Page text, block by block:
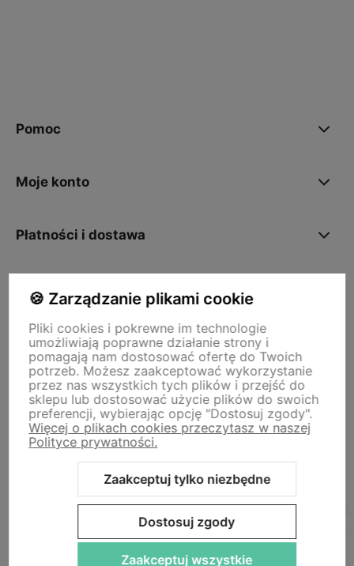
Pomoc
Moje konto
Płatności i dostawa
Storm - sklep plastyczny
Adres sklepu internetowego:ul. Kazimierza Wielkiego 29a, 50-077
WrocławSiedziba firmy:ul. Jana Uphagena 19, 80-237 Gdańsk NIP:
5840152571
zamowienia@stormplastyczny.pl| Tel.:781350938
Sklep internetowy Shoper Premium
Szablon Shoper Modern 3.0™
od GrowCommerce
🍪 Zarządzanie plikami cookie
Pliki cookies i pokrewne im technologie
umożliwiają poprawne działanie strony i
pomagają nam dostosować ofertę do Twoich
potrzeb. Możesz zaakceptować wykorzystanie
przez nas wszystkich tych plików i przejść do
sklepu lub dostosować użycie plików do swoich
preferencji, wybierając opcję "Dostosuj zgody".
Więcej o plikach cookies przeczytasz w naszej
Polityce prywatności.
Zaakceptuj tylko niezbędne
Dostosuj zgody
Zaakceptuj wszystkie